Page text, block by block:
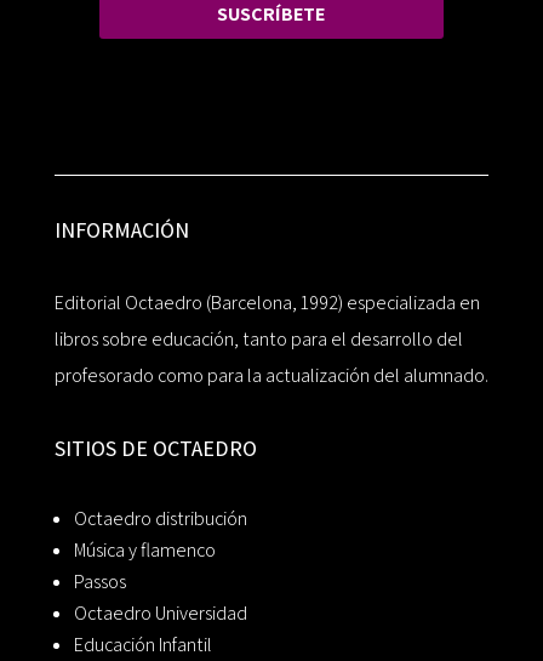
SUSCRÍBETE
INFORMACIÓN
Editorial Octaedro (Barcelona, 1992) especializada en
libros sobre educación, tanto para el desarrollo del
profesorado como para la actualización del alumnado.
SITIOS DE OCTAEDRO
Octaedro distribución
Música y flamenco
Passos
Octaedro Universidad
Educación Infantil